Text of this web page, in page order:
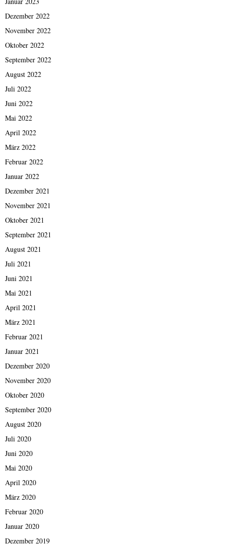
Dezember 2022
November 2022
Oktober 2022
September 2022
August 2022
Juli 2022
Juni 2022
Mai 2022
April 2022
März 2022
Februar 2022
Januar 2022
Dezember 2021
November 2021
Oktober 2021
September 2021
August 2021
Juli 2021
Juni 2021
Mai 2021
April 2021
März 2021
Februar 2021
Januar 2021
Dezember 2020
November 2020
Oktober 2020
September 2020
August 2020
Juli 2020
Juni 2020
Mai 2020
April 2020
März 2020
Februar 2020
Januar 2020
Dezember 2019